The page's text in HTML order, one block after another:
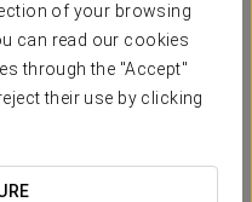
of your browsing
can read our cookies
through the "Accept"
their use by clicking